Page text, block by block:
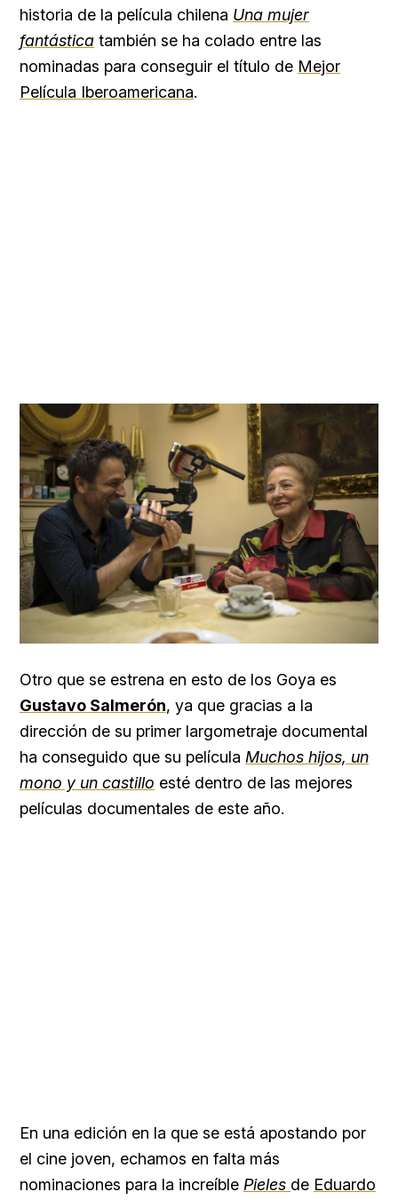
historia de la película chilena Una mujer
fantástica también se ha colado entre las
nominadas para conseguir el título de Mejor
Película Iberoamericana.
Otro que se estrena en esto de los Goya es
Gustavo Salmerón, ya que gracias a la
dirección de su primer largometraje documental
ha conseguido que su película Muchos hijos, un
mono y un castillo esté dentro de las mejores
películas documentales de este año.
En una edición en la que se está apostando por
el cine joven, echamos en falta más
nominaciones para la increíble Pieles de Eduardo